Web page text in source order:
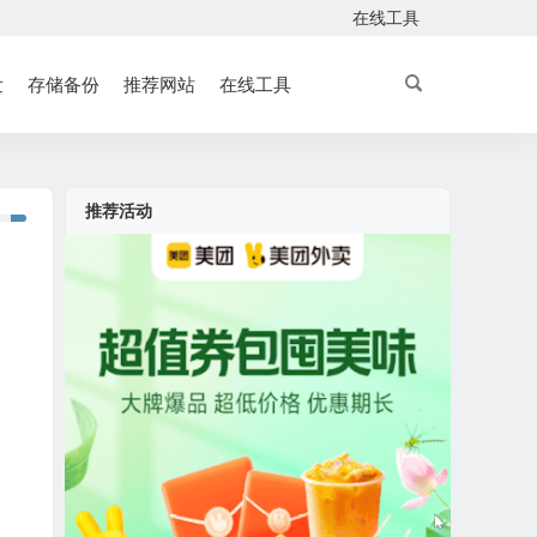
在线工具
存储备份 推荐网站 在线工具
推荐活动